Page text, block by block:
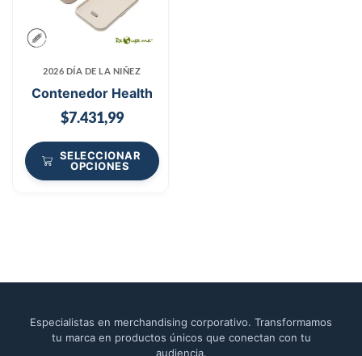
2026 DÍA DE LA NIÑEZ
Contenedor Health
$7.431,99
SELECCIONAR
OPCIONES
Especialistas en merchandising corporativo. Transformamos
tu marca en productos únicos que conectan con tu
audiencia.